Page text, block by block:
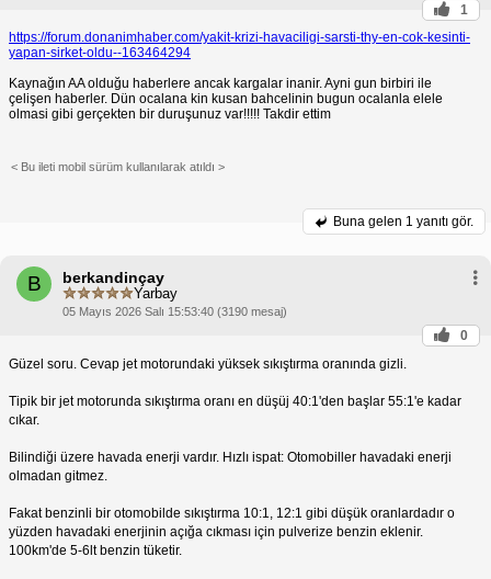
1
https://forum.donanimhaber.com/yakit-krizi-havaciligi-sarsti-thy-en-cok-kesinti-
yapan-sirket-oldu--163464294
Kaynağın AA olduğu haberlere ancak kargalar inanir. Ayni gun birbiri ile
çelişen haberler. Dün ocalana kin kusan bahcelinin bugun ocalanla elele
olmasi gibi gerçekten bir duruşunuz var!!!!! Takdir ettim
< Bu ileti mobil sürüm kullanılarak atıldı >
Buna gelen 1 yanıtı gör.
B berkandinçay
Yarbay
05 Mayıs 2026 Salı 15:53:40 (3190 mesaj)
0
Güzel soru. Cevap jet motorundaki yüksek sıkıştırma oranında gizli.
Tipik bir jet motorunda sıkıştırma oranı en düşüj 40:1'den başlar 55:1'e kadar
cıkar.
Bilindiği üzere havada enerji vardır. Hızlı ispat: Otomobiller havadaki enerji
olmadan gitmez.
Fakat benzinli bir otomobilde sıkıştırma 10:1, 12:1 gibi düşük oranlardadır o
yüzden havadaki enerjinin açığa cıkması için pulverize benzin eklenir.
100km'de 5-6lt benzin tüketir.